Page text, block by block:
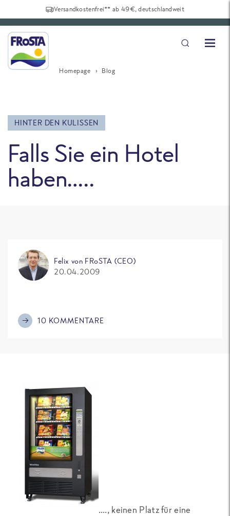
Versandkostenfrei** ab 49€, deutschlandweit
Homepage Blog
HINTER DEN KULISSEN
Falls Sie ein Hotel
haben…..
Felix von FRoSTA (CEO)
20.04.2009
10 KOMMENTARE
…., keinen Platz für eine